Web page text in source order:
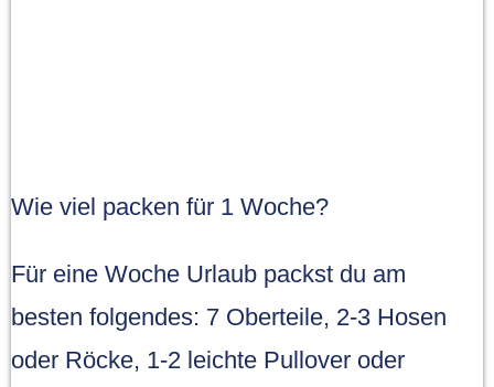
Wie viel packen für 1 Woche?
Für eine Woche Urlaub packst du am
besten folgendes: 7 Oberteile, 2-3 Hosen
oder Röcke, 1-2 leichte Pullover oder